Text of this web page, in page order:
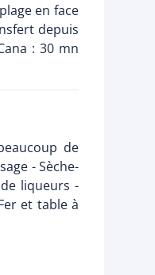
en face
depuis
: 30 mn
de
- Sèche-
liqueurs -
et table à